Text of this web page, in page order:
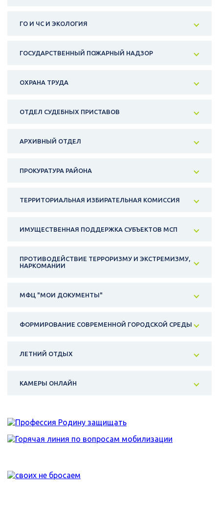
ГО И ЧС И ЭКОЛОГИЯ
ГОСУДАРСТВЕННЫЙ ПОЖАРНЫЙ НАДЗОР
ОХРАНА ТРУДА
ОТДЕЛ СУДЕБНЫХ ПРИСТАВОВ
АРХИВНЫЙ ОТДЕЛ
ПРОКУРАТУРА РАЙОНА
ТЕРРИТОРИАЛЬНАЯ ИЗБИРАТЕЛЬНАЯ КОМИССИЯ
ИМУЩЕСТВЕННАЯ ПОДДЕРЖКА СУБЪЕКТОВ МСП
ПРОТИВОДЕЙСТВИЕ ТЕРРОРИЗМУ И ЭКСТРЕМИЗМУ,
НАРКОМАНИИ
МФЦ "МОИ ДОКУМЕНТЫ"
ФОРМИРОВАНИЕ СОВРЕМЕННОЙ ГОРОДСКОЙ СРЕДЫ
ЛЕТНИЙ ОТДЫХ
КАМЕРЫ ОНЛАЙН